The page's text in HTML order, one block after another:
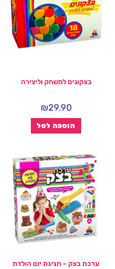
בצקונים למשחק וליצירה
₪29.90
הוספה לסל
ערכת בצק – חגיגת יום הולדת